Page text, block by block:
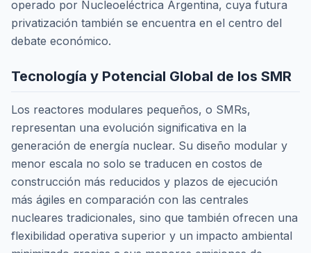
operado por Nucleoeléctrica Argentina, cuya futura
privatización también se encuentra en el centro del
debate económico.
Tecnología y Potencial Global de los SMR
Los reactores modulares pequeños, o SMRs,
representan una evolución significativa en la
generación de energía nuclear. Su diseño modular y
menor escala no solo se traducen en costos de
construcción más reducidos y plazos de ejecución
más ágiles en comparación con las centrales
nucleares tradicionales, sino que también ofrecen una
flexibilidad operativa superior y un impacto ambiental